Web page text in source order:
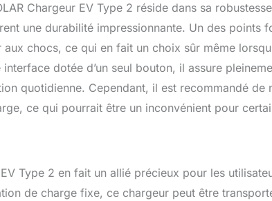
Chargeur EV Type 2 réside dans sa
une durabilité impressionnante. Un des points
chocs, ce qui en fait un choix sûr même
dotée d’un seul bouton, il assure
quotidienne. Cependant, il est recommandé de
ce qui pourrait être un inconvénient pour
Type 2 en fait un allié précieux pour les
de charge fixe, ce chargeur peut être